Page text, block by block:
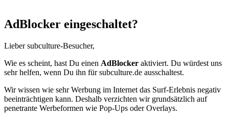
AdBlocker eingeschaltet?
Lieber subculture-Besucher,
Wie es scheint, hast Du einen AdBlocker aktiviert. Du würdest uns
sehr helfen, wenn Du ihn für subculture.de ausschaltest.
Wir wissen wie sehr Werbung im Internet das Surf-Erlebnis negativ
beeinträchtigen kann. Deshalb verzichten wir grundsätzlich auf
penetrante Werbeformen wie Pop-Ups oder Overlays.